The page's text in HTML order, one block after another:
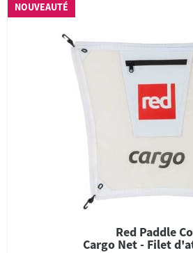
NOUVEAUTÉ
Red Paddle Co
Cargo Net - Filet